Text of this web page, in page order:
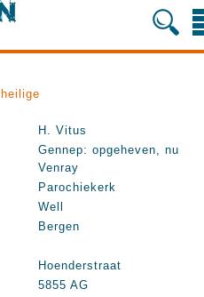
H. Vitus
Gennep: opgeheven, nu
Venray
Parochiekerk
Well
Bergen
Hoenderstraat
5855 AG